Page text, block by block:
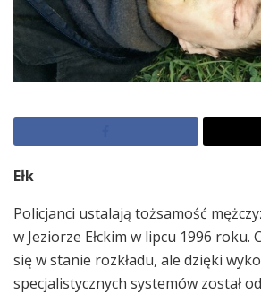
Ełk
Policjanci ustalają tożsamość
w Jeziorze Ełckim w lipcu 1996 roku.
się w stanie rozkładu, ale dzięki
specjalistycznych systemów został